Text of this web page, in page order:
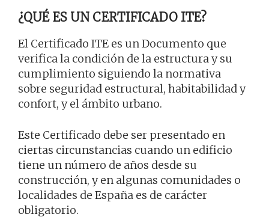
¿QUÉ ES UN CERTIFICADO ITE?
El Certificado ITE es un Documento que
verifica la condición de la estructura y su
cumplimiento siguiendo la normativa
sobre seguridad estructural, habitabilidad y
confort, y el ámbito urbano.
Este Certificado debe ser presentado en
ciertas circunstancias cuando un edificio
tiene un número de años desde su
construcción, y en algunas comunidades o
localidades de España es de carácter
obligatorio.